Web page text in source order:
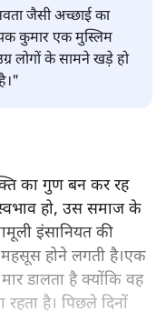
जैसी अच्छाई का
कुमार एक मुस्लिम
लोगों के सामने खड़े हो
का गुण बन कर रह
हो, उस समाज के
इंसानियत की
होने लगती है।एक
डालता है क्योंकि वह
है। पिछले दिनों